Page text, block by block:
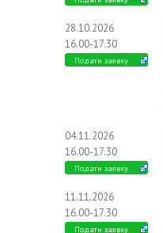
28.10.2026
16.00-17.30
Подати заявку
04.11.2026
16.00-17.30
Подати заявку
11.11.2026
16.00-17.30
Подати заявку